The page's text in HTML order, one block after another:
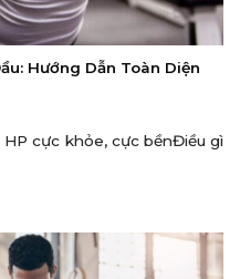
Hướng Dẫn Toàn Diện
cực khỏe, cực bềnĐiều gì